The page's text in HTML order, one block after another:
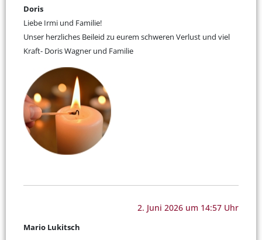
Doris
Liebe Irmi und Familie!
Unser herzliches Beileid zu eurem schweren Verlust und viel
Kraft- Doris Wagner und Familie
2. Juni 2026 um 14:57 Uhr
Mario Lukitsch